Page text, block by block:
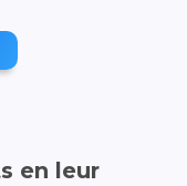
en leur